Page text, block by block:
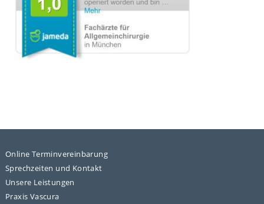
Online Terminvereinbarung
Sprechzeiten und Kontakt
Unsere Leistungen
Praxis Vascura